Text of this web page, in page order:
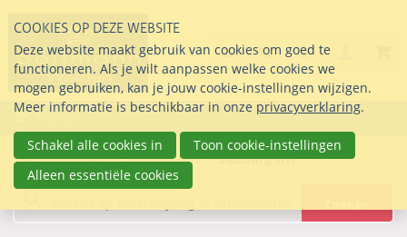
links
over
Direct
naar
inhoud
Direct
naar
het
info@seltmann-
Stel uw vraag
085 76 07 000
Search
Menu
Webwinkel Seltmann.nl Salzburg wit
COOKIES OP DEZE WEBSITE
Deze website maakt gebruik van cookies om goed te
functioneren. Als je wilt aanpassen welke cookies we
mogen gebruiken, kan je jouw cookie-instellingen wijzigen.
Meer informatie is beschikbaar in onze privacyverklaring.
Schakel alle cookies in
Toon cookie-instellingen
Alleen essentiële cookies